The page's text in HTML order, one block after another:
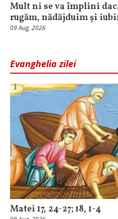
Mult ni se va împlini
rugăm, nădăjduim și
09 Aug, 2026
Evanghelia zilei
Matei 17, 24-27; 18, 1-4